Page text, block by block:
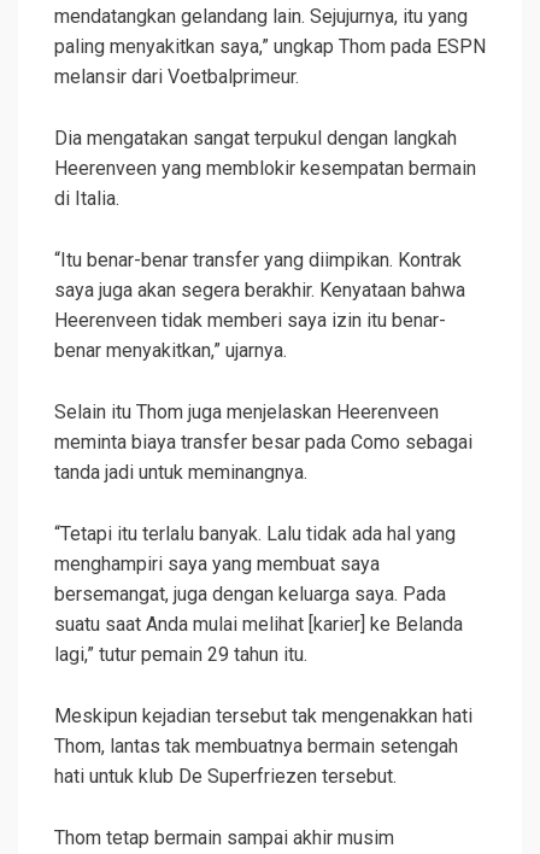
mendatangkan gelandang lain. Sejujurnya, itu yang
paling menyakitkan saya,” ungkap Thom pada ESPN
melansir dari Voetbalprimeur.
Dia mengatakan sangat terpukul dengan langkah
Heerenveen yang memblokir kesempatan bermain
di Italia.
“Itu benar-benar transfer yang diimpikan. Kontrak
saya juga akan segera berakhir. Kenyataan bahwa
Heerenveen tidak memberi saya izin itu benar-
benar menyakitkan,” ujarnya.
Selain itu Thom juga menjelaskan Heerenveen
meminta biaya transfer besar pada Como sebagai
tanda jadi untuk meminangnya.
“Tetapi itu terlalu banyak. Lalu tidak ada hal yang
menghampiri saya yang membuat saya
bersemangat, juga dengan keluarga saya. Pada
suatu saat Anda mulai melihat [karier] ke Belanda
lagi,” tutur pemain 29 tahun itu.
Meskipun kejadian tersebut tak mengenakkan hati
Thom, lantas tak membuatnya bermain setengah
hati untuk klub De Superfriezen tersebut.
Thom tetap bermain sampai akhir musim